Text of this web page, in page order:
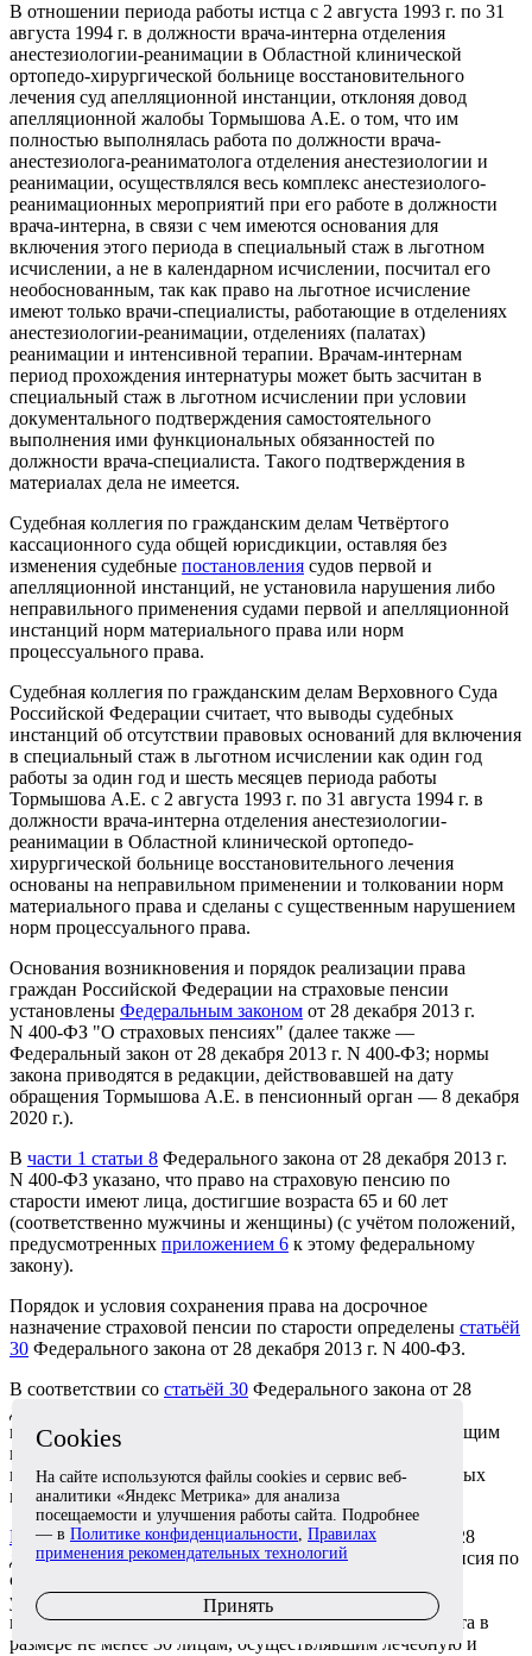
В отношении периода работы истца с 2 августа 1993 г. по 31
августа 1994 г. в должности врача-интерна отделения
анестезиологии-реанимации в Областной клинической
ортопедо-хирургической больнице восстановительного
лечения суд апелляционной инстанции, отклоняя довод
апелляционной жалобы Тормышова А.Е. о том, что им
полностью выполнялась работа по должности врача-
анестезиолога-реаниматолога отделения анестезиологии и
реанимации, осуществлялся весь комплекс анестезиолого-
реанимационных мероприятий при его работе в должности
врача-интерна, в связи с чем имеются основания для
включения этого периода в специальный стаж в льготном
исчислении, а не в календарном исчислении, посчитал его
необоснованным, так как право на льготное исчисление
имеют только врачи-специалисты, работающие в отделениях
анестезиологии-реанимации, отделениях (палатах)
реанимации и интенсивной терапии. Врачам-интернам
период прохождения интернатуры может быть засчитан в
специальный стаж в льготном исчислении при условии
документального подтверждения самостоятельного
выполнения ими функциональных обязанностей по
должности врача-специалиста. Такого подтверждения в
материалах дела не имеется.
Судебная коллегия по гражданским делам Четвёртого
кассационного суда общей юрисдикции, оставляя без
изменения судебные постановления судов первой и
апелляционной инстанций, не установила нарушения либо
неправильного применения судами первой и апелляционной
инстанций норм материального права или норм
процессуального права.
Судебная коллегия по гражданским делам Верховного Суда
Российской Федерации считает, что выводы судебных
инстанций об отсутствии правовых оснований для включения
в специальный стаж в льготном исчислении как один год
работы за один год и шесть месяцев периода работы
Тормышова А.Е. с 2 августа 1993 г. по 31 августа 1994 г. в
должности врача-интерна отделения анестезиологии-
реанимации в Областной клинической ортопедо-
хирургической больнице восстановительного лечения
основаны на неправильном применении и толковании норм
материального права и сделаны с существенным нарушением
норм процессуального права.
Основания возникновения и порядок реализации права
граждан Российской Федерации на страховые пенсии
установлены Федеральным законом от 28 декабря 2013 г.
N 400-ФЗ "О страховых пенсиях" (далее также —
Федеральный закон от 28 декабря 2013 г. N 400-ФЗ; нормы
закона приводятся в редакции, действовавшей на дату
обращения Тормышова А.Е. в пенсионный орган — 8 декабря
2020 г.).
В части 1 статьи 8 Федерального закона от 28 декабря 2013 г.
N 400-ФЗ указано, что право на страховую пенсию по
старости имеют лица, достигшие возраста 65 и 60 лет
(соответственно мужчины и женщины) (с учётом положений,
предусмотренных приложением 6 к этому федеральному
закону).
Порядок и условия сохранения права на досрочное
назначение страховой пенсии по старости определены статьёй
30 Федерального закона от 28 декабря 2013 г. N 400-ФЗ.
В соответствии со статьёй 30 Федерального закона от 28
декабря 2013 г. N 400-ФЗ основанием для досрочного
назначения страховой пенсии по старости лицам, имеющим
право на такую пенсию, является работа определённой
продолжительности в опасных, вредных, тяжёлых и иных
неблагоприятных условиях труда.
Пунктом 20 части 1 статьи 30Федерального закона от 28
декабря 2013 г. N 400-ФЗ определено, что страховая пенсия по
старости назначается ранее достижения возраста,
установленного
статьёй 8данного закона, при наличии
величины индивидуального пенсионного коэффициента в
размере не менее 30 лицам, осуществлявшим лечебную и
Cookies
На сайте используются файлы cookies и сервис веб-
аналитики «Яндекс Метрика» для анализа
посещаемости и улучшения работы сайта. Подробнее
— в Политике конфиденциальности, Правилах
применения рекомендательных технологий
Принять